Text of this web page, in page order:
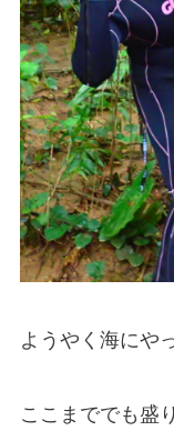
ようやく海にや
ここまででも盛